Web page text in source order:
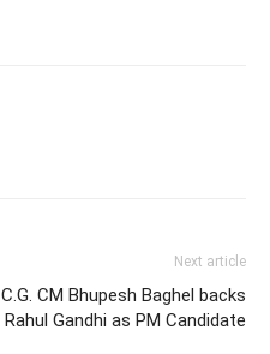
Next article
C.G. CM Bhupesh Baghel backs
Rahul Gandhi as PM Candidate